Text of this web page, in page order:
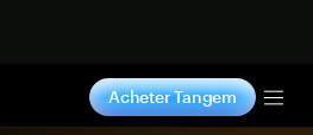
Acheter Tangem